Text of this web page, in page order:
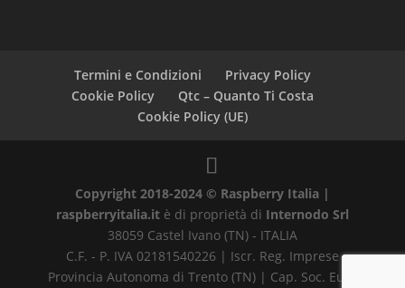
Termini e Condizioni
Privacy Policy
Cookie Policy
Qtc – Quanto Ti Costa
Cookie Policy (UE)
Copyright 2018-2024 © Raspberry Italia |
raspberryitalia.itè di proprietà di Internodo Srl
38059 Castel Ivano (TN) - ITALIA
C.F. - P. IVA 02181540226 | Iscr. Reg. Imprese
Provincia Autonoma di Trento (TN) | Cap. Soc. Euro